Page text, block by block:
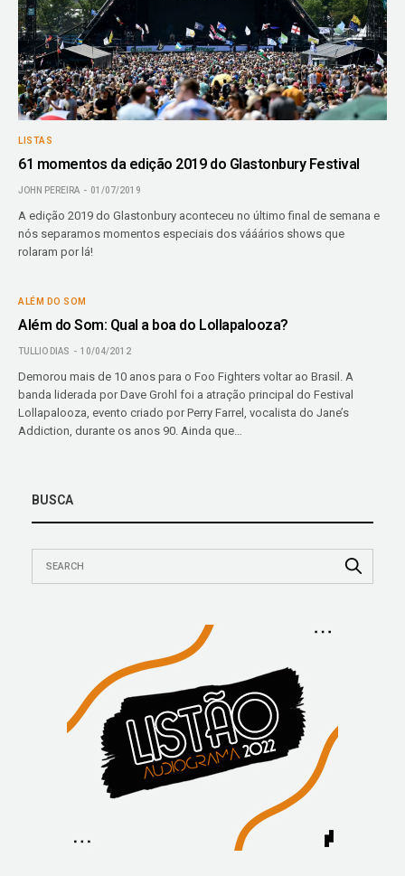
LISTAS
61 momentos da edição 2019 do Glastonbury Festival
JOHN PEREIRA 01/07/2019
A edição 2019 do Glastonbury aconteceu no último final de semana e
nós separamos momentos especiais dos vááários shows que
rolaram por lá!
ALÉM DO SOM
Além do Som: Qual a boa do Lollapalooza?
TULLIO DIAS 10/04/2012
Demorou mais de 10 anos para o Foo Fighters voltar ao Brasil. A
banda liderada por Dave Grohl foi a atração principal do Festival
Lollapalooza, evento criado por Perry Farrel, vocalista do Jane’s
Addiction, durante os anos 90. Ainda que…
BUSCA